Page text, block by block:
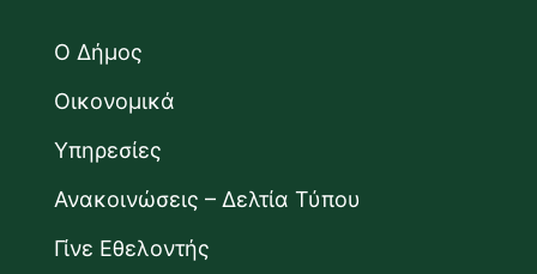
Ο Δήμος
Οικονομικά
Υπηρεσίες
Ανακοινώσεις – Δελτία Τύπου
Γίνε Εθελοντής